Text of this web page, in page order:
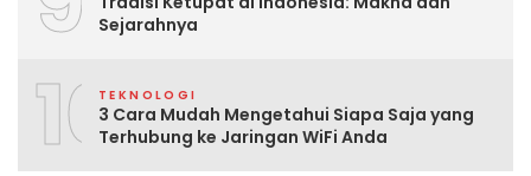
Sejarahnya
10TEKNOLOGI
3 Cara Mudah Mengetahui Siapa Saja yang
Terhubung ke Jaringan WiFi Anda